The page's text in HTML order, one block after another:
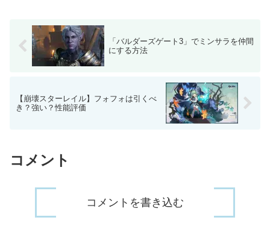
「バルダーズゲート3」でミンサラを仲間
にする方法
【崩壊スターレイル】フォフォは引くべ
き？強い？性能評価
コメント
コメントを書き込む